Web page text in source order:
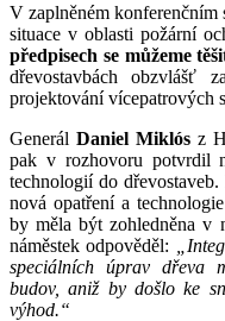
V zaplněném
situace v oblasti požární
předpisech se můžeme
dřevostavbách obzvlášť
projektování vícepatrových
Generál Daniel Miklós z
pak v rozhovoru potvrdil
technologií do
nová opatření a
by měla být zohledněna v
náměstek odpověděl:
speciálních úprav dřeva
budov, aniž by došlo ke
výhod.“